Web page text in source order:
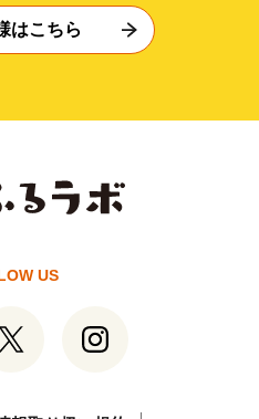
はこちら
US